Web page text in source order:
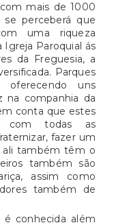
mais de 1000
perceberá que
uma riqueza
Igreja Paroquial ás
da Freguesia, a
Parques
oferecendo uns
na companhia da
conta que estes
com todas as
fazer um
ali também têm o
também são
assim como
também de
conhecida além